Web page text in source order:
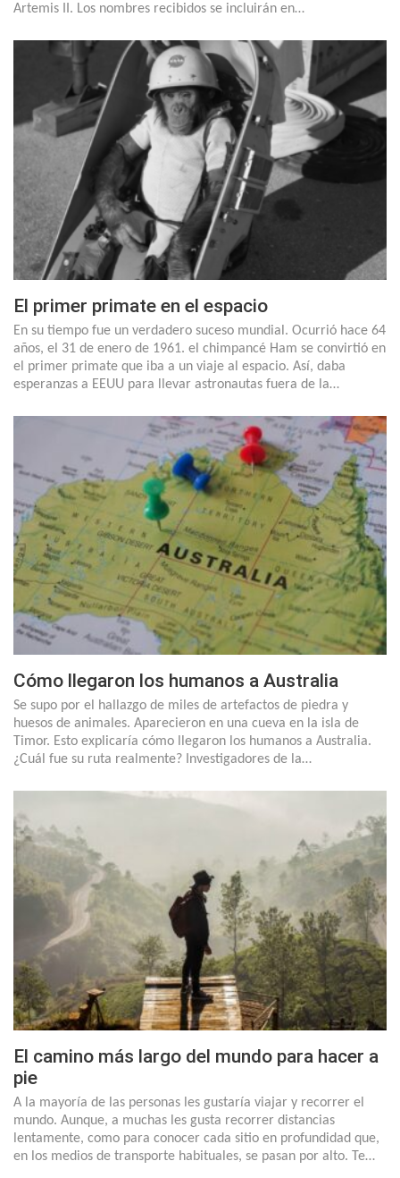
Artemis II. Los nombres recibidos se incluirán en…
El primer primate en el espacio
En su tiempo fue un verdadero suceso mundial. Ocurrió hace 64
años, el 31 de enero de 1961. el chimpancé Ham se convirtió en
el primer primate que iba a un viaje al espacio. Así, daba
esperanzas a EEUU para llevar astronautas fuera de la…
Cómo llegaron los humanos a Australia
Se supo por el hallazgo de miles de artefactos de piedra y
huesos de animales. Aparecieron en una cueva en la isla de
Timor. Esto explicaría cómo llegaron los humanos a Australia.
¿Cuál fue su ruta realmente? Investigadores de la…
El camino más largo del mundo para hacer a
pie
A la mayoría de las personas les gustaría viajar y recorrer el
mundo. Aunque, a muchas les gusta recorrer distancias
lentamente, como para conocer cada sitio en profundidad que,
en los medios de transporte habituales, se pasan por alto. Te…